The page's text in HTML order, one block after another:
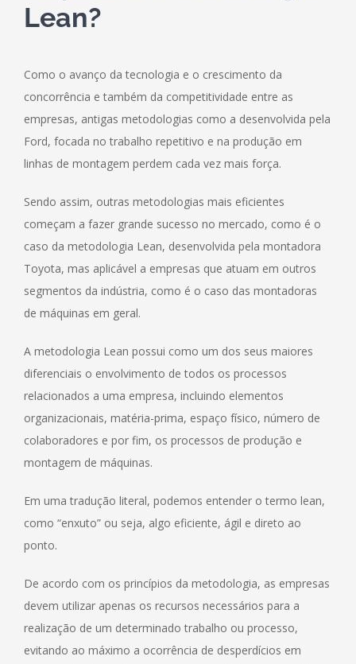
Lean?
Como o avanço da tecnologia e o crescimento da
concorrência e também da competitividade entre as
empresas, antigas metodologias como a desenvolvida pela
Ford, focada no trabalho repetitivo e na produção em
linhas de montagem perdem cada vez mais força.
Sendo assim, outras metodologias mais eficientes
começam a fazer grande sucesso no mercado, como é o
caso da metodologia Lean, desenvolvida pela montadora
Toyota, mas aplicável a empresas que atuam em outros
segmentos da indústria, como é o caso das montadoras
de máquinas em geral.
A metodologia Lean possui como um dos seus maiores
diferenciais o envolvimento de todos os processos
relacionados a uma empresa, incluindo elementos
organizacionais, matéria-prima, espaço físico, número de
colaboradores e por fim, os processos de produção e
montagem de máquinas.
Em uma tradução literal, podemos entender o termo lean,
como “enxuto” ou seja, algo eficiente, ágil e direto ao
ponto.
De acordo com os princípios da metodologia, as empresas
devem utilizar apenas os recursos necessários para a
realização de um determinado trabalho ou processo,
evitando ao máximo a ocorrência de desperdícios em